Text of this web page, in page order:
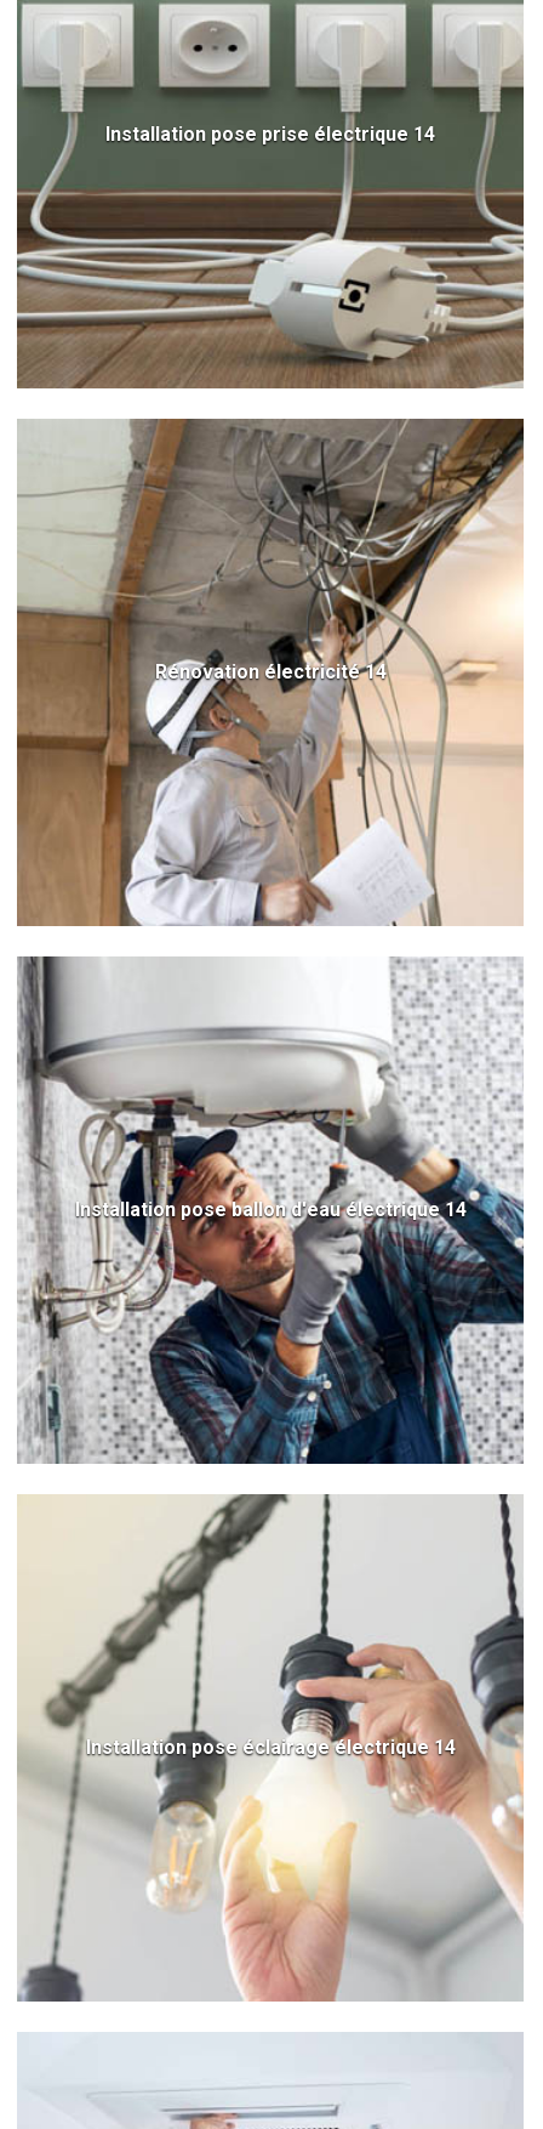
Installation pose prise électrique 14
Rénovation électricité 14
Installation pose ballon d'eau électrique 14
Installation pose éclairage électrique 14